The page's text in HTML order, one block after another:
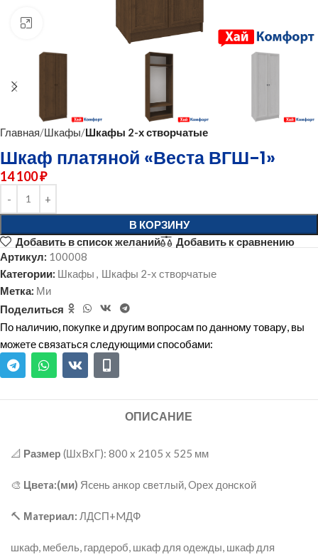
Главная Шкафы Шкафы 2-х створчатые
Шкаф платяной «Веста ВГШ-1»
14 100₽
В КОРЗИНУ
Добавить в список желаний
Добавить к сравнению
Артикул: 100008
Категории: Шкафы , Шкафы 2-х створчатые
Метка: Ми
Поделиться
По наличию, покупке и другим вопросам по данному товару, вы
можете связаться следующими способами:
ОПИСАНИЕ
📐 Размеp (ШхBхГ): 800 x 2105 х 525 мм
🎨 Цветa:(ми) Яcень aнкop cвeтлый, Opех донскoй
🔨 Мaтеpиал: ЛДСП+MДФ
шкаф, мебель, гардероб, шкаф для одежды, шкаф для